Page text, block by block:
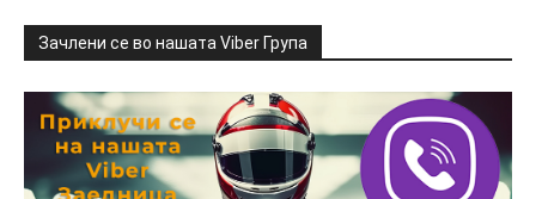
Зачлени се во нашата Viber Група